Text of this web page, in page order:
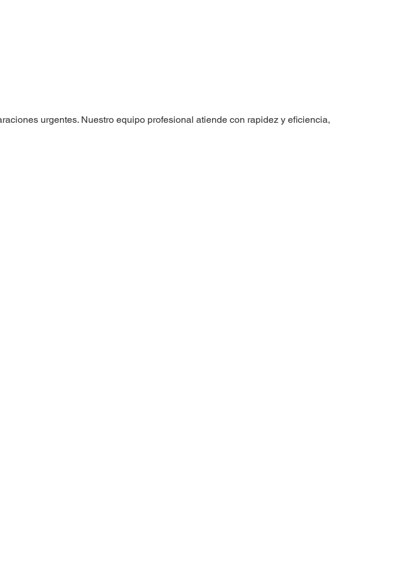
urgentes. Nuestro equipo profesional atiende con rapidez y eficiencia,